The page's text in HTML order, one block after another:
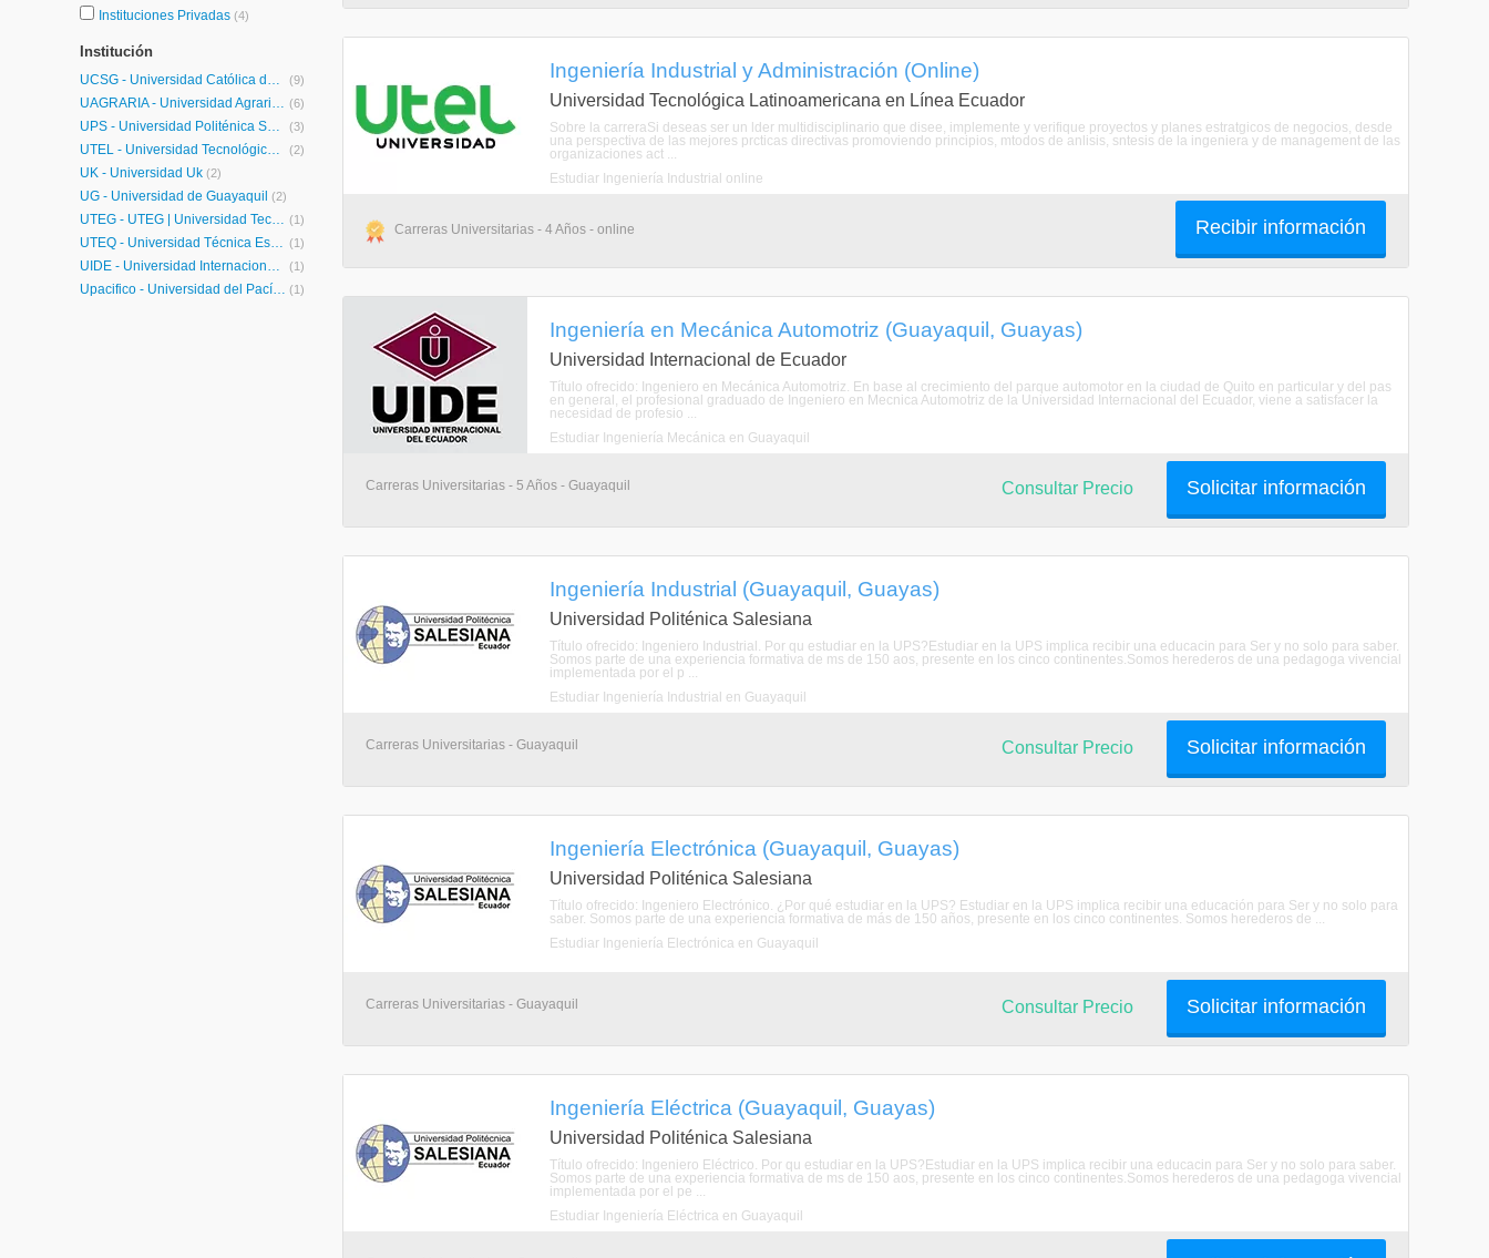
Instituciones Privadas (4)
Institución
UCSG - Universidad Católica de Santiago de Guayaquil (9)
UAGRARIA - Universidad Agraria del Ecuador (6)
UPS - Universidad Politénica Salesiana (3)
UTEL - Universidad Tecnológica Latinoamericana en Línea Ecuador (2)
UK - Universidad Uk (2)
UG - Universidad de Guayaquil (2)
UTEG - UTEG | Universidad Tecnológica Empresarial de Guayaquil (1)
UTEQ - Universidad Técnica Estatal de Quevedo (1)
UIDE - Universidad Internacional de Ecuador (1)
Upacifico - Universidad del Pacífico (1)
Ingeniería Industrial y Administración (Online)
Universidad Tecnológica Latinoamericana en Línea Ecuador
Sobre la carreraSi deseas ser un lder multidisciplinario que disee, implemente y verifique proyectos y planes estratgicos de negocios, desde
una perspectiva de las mejores prcticas directivas promoviendo principios, mtodos de anlisis, sntesis de la ingeniera y de management de las
organizaciones act ...
Estudiar Ingeniería Industrial online
Carreras Universitarias - 4 Años - online Recibir información
Ingeniería en Mecánica Automotriz (Guayaquil, Guayas)
Universidad Internacional de Ecuador
Título ofrecido: Ingeniero en Mecánica Automotriz. En base al crecimiento del parque automotor en la ciudad de Quito en particular y del pas
en general, el profesional graduado de Ingeniero en Mecnica Automotriz de la Universidad Internacional del Ecuador, viene a satisfacer la
necesidad de profesio ...
Estudiar Ingeniería Mecánica en Guayaquil
Carreras Universitarias - 5 Años - Guayaquil Solicitar información
Consultar Precio
Ingeniería Industrial (Guayaquil, Guayas)
Universidad Politénica Salesiana
Título ofrecido: Ingeniero Industrial. Por qu estudiar en la UPS?Estudiar en la UPS implica recibir una educacin para Ser y no solo para saber.
Somos parte de una experiencia formativa de ms de 150 aos, presente en los cinco continentes.Somos herederos de una pedagoga vivencial
implementada por el p ...
Estudiar Ingeniería Industrial en Guayaquil
Carreras Universitarias - Guayaquil Solicitar información
Consultar Precio
Ingeniería Electrónica (Guayaquil, Guayas)
Universidad Politénica Salesiana
Título ofrecido: Ingeniero Electrónico. ¿Por qué estudiar en la UPS? Estudiar en la UPS implica recibir una educación para Ser y no solo para
saber. Somos parte de una experiencia formativa de más de 150 años, presente en los cinco continentes. Somos herederos de ...
Estudiar Ingeniería Electrónica en Guayaquil
Carreras Universitarias - Guayaquil Solicitar información
Consultar Precio
Ingeniería Eléctrica (Guayaquil, Guayas)
Universidad Politénica Salesiana
Título ofrecido: Ingeniero Eléctrico. Por qu estudiar en la UPS?Estudiar en la UPS implica recibir una educacin para Ser y no solo para saber.
Somos parte de una experiencia formativa de ms de 150 aos, presente en los cinco continentes.Somos herederos de una pedagoga vivencial
implementada por el pe ...
Estudiar Ingeniería Eléctrica en Guayaquil